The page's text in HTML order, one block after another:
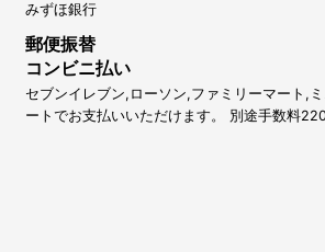
みずほ銀行
郵便振替
コンビニ払い
セブンイレブン,ローソン,ファミリーマート,
ートでお支払いいただけます。 別途手数料